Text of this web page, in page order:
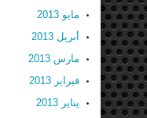
مايو 2013
أبريل 2013
مارس 2013
فبراير 2013
يناير 2013